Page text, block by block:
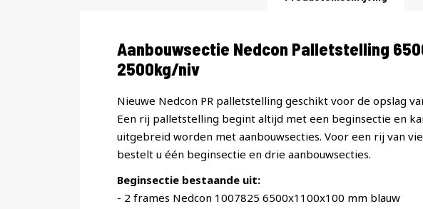
Productomschrijving
Aanbouwsectie Nedcon Palletstelling
2500kg/niv
Nieuwe Nedcon PR palletstelling geschikt voor de opslag
Een rij palletstelling begint altijd met een beginsectie en
uitgebreid worden met aanbouwsecties. Voor een rij van
bestelt u één beginsectie en drie aanbouwsecties.
Beginsectie bestaande uit:
- 2 frames Nedcon 1007825 6500x1100x100 mm blauw